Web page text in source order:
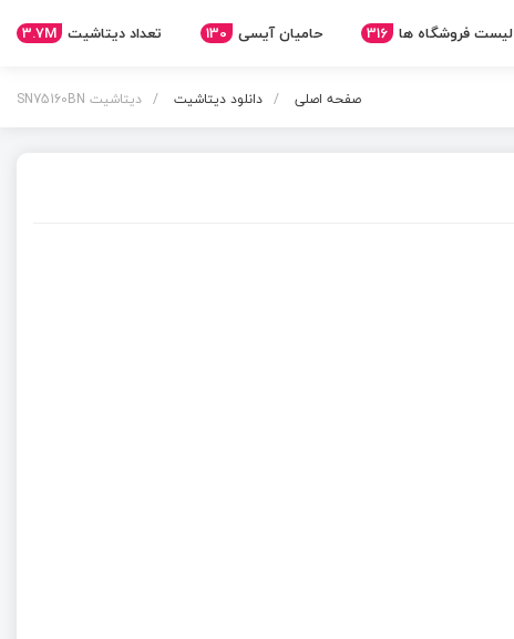
لیست فروشگاه ها 316 حامیان آیسی 130 تعداد دیتاشیت 3.7M
صفحه اصلی دانلود دیتاشیت دیتاشیت SN75160BN